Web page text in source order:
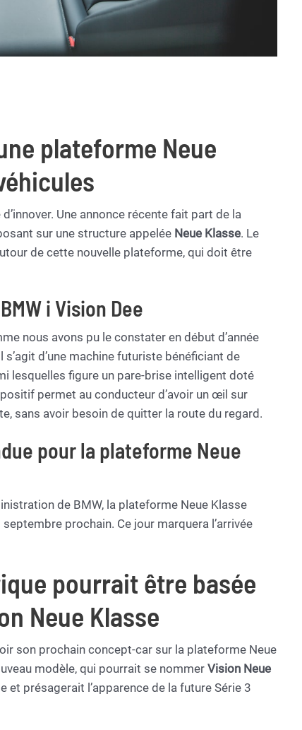
plateforme Neue
Une annonce récente fait part de la
sur une structure appelée Neue Klasse. Le
de cette nouvelle plateforme, qui doit être
i Vision Dee
nous avons pu le constater en début d’année
d’une machine futuriste bénéficiant de
lesquelles figure un pare-brise intelligent doté
permet au conducteur d’avoir un œil sur
sans avoir besoin de quitter la route du regard.
pour la plateforme Neue
de BMW, la plateforme Neue Klasse
prochain. Ce jour marquera l’arrivée
pourrait être basée
Neue Klasse
son prochain concept-car sur la plateforme Neue
modèle, qui pourrait se nommer Vision Neue
et présagerait l’apparence de la future Série 3